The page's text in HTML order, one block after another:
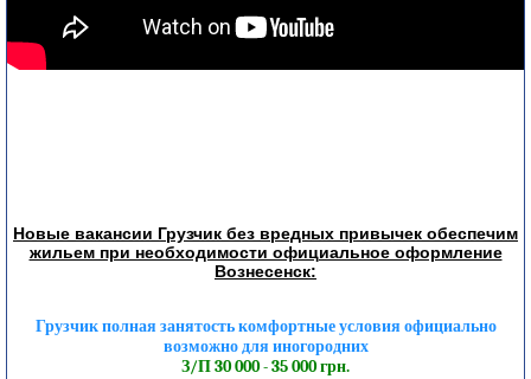
Новые вакансии Грузчик без вредных привычек обеспечим
жильем при необходимости официальное оформление
Вознесенск:
Грузчик полная занятость комфортные условия официально
возможно для иногородних
З/П 30 000 - 35 000 грн.